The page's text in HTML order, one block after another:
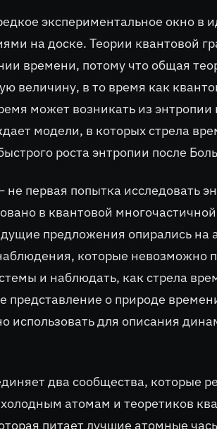
экспериментальное окно в
на доске. Теории квантовой
времени, потому что общая
величину, в то время как
может возникать из
модели, в которых стрела
роста энтропии после
первая попытка исследовать
в квантовой
предложения опирались
которые невозможно
и наблюдать, как стрела
представление о природе
использовать для описания
два сообщества, которые
атомам и теоретиков
питает лучшие атомные